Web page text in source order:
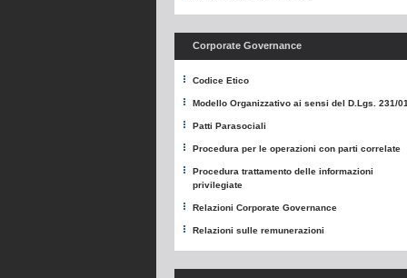
Corporate Governance
Codice Etico
Modello Organizzativo ai sensi del D.Lgs. 231/
Patti Parasociali
Procedura per le operazioni con parti correlate
Procedura trattamento delle informazioni
privilegiate
Relazioni Corporate Governance
Relazioni sulle remunerazioni